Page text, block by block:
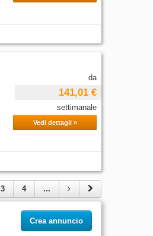
da
141,01 €
settimanale
Vedi dettagli »
3 4 ...
Crea annuncio